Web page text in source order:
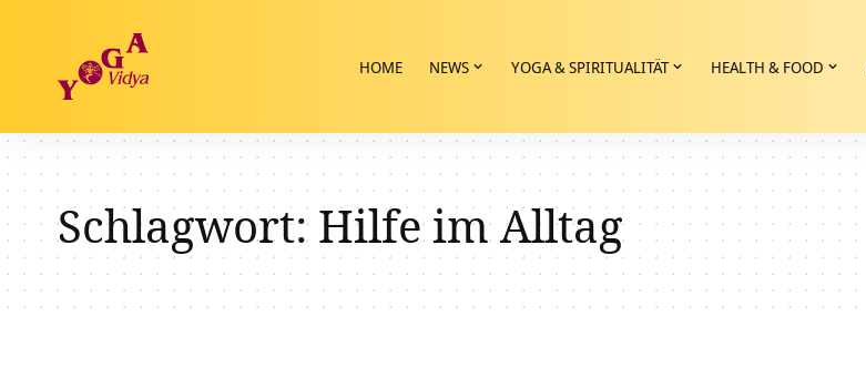
HOME NEWS YOGA & SPIRITUALITÄT HEALTH & FOOD
Schlagwort:Hilfe im Alltag